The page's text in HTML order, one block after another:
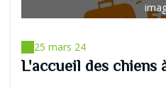
25 mars 24
L'accueil des chiens